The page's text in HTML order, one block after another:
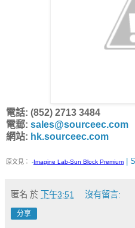
電話: (852) 2713 3484
電郵: sales@sourceec.com
網站: hk.sourceec.com
原文見： -Imagine Lab-Sun Block Premium |
匿名 於 下午3:51 沒有留言:
分享